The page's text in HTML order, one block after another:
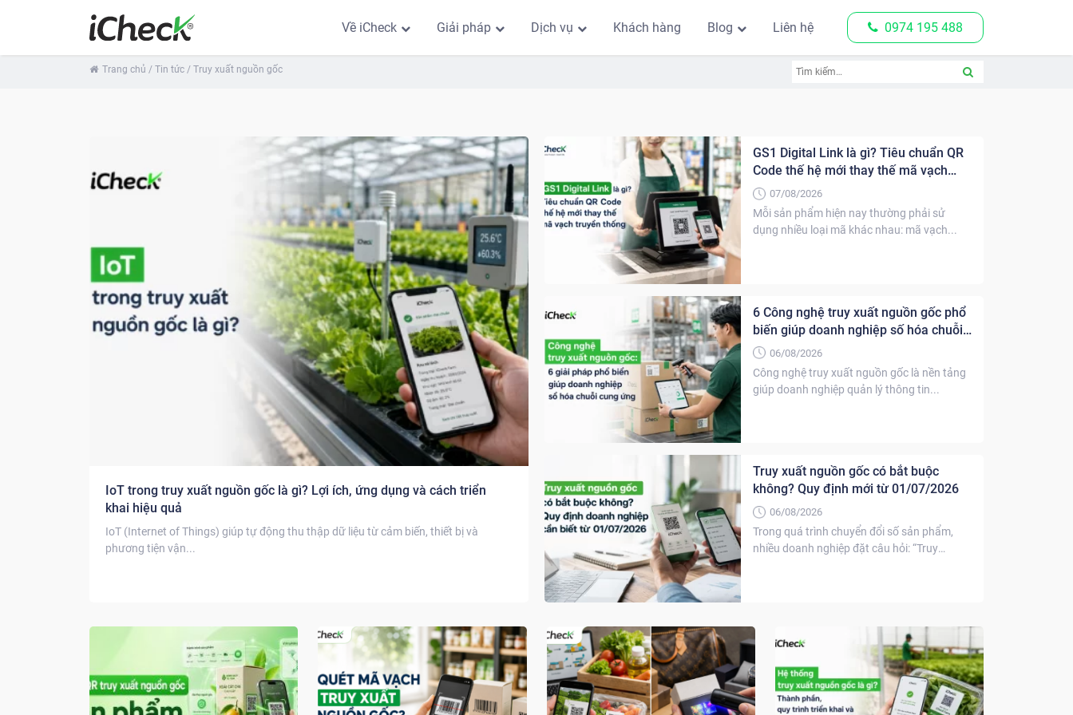
Về iCheck Giải pháp Dịch vụ Khách hàng Blog Liên hệ 0974 195 488
Trang chủ / Tin tức / Truy xuất nguồn gốc
IoT trong truy xuất nguồn gốc là gì? Lợi ích, ứng dụng và cách triển
khai hiệu quả
IoT (Internet of Things) giúp tự động thu thập dữ liệu từ cảm biến, thiết bị và
phương tiện vận...
GS1 Digital Link là gì? Tiêu chuẩn QR
Code thế hệ mới thay thế mã vạch
truyền thống
07/08/2026
Mỗi sản phẩm hiện nay thường phải sử
dụng nhiều loại mã khác nhau: mã vạch...
6 Công nghệ truy xuất nguồn gốc phổ
biến giúp doanh nghiệp số hóa chuỗi
cung ứng
06/08/2026
Công nghệ truy xuất nguồn gốc là nền tảng
giúp doanh nghiệp quản lý thông tin...
Truy xuất nguồn gốc có bắt buộc
không? Quy định mới từ 01/07/2026
06/08/2026
Trong quá trình chuyển đổi số sản phẩm,
nhiều doanh nghiệp đặt câu hỏi: “Truy